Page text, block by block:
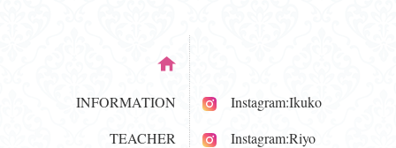
INFORMATION
TEACHER
Instagram:Ikuko
Instagram:Riyo